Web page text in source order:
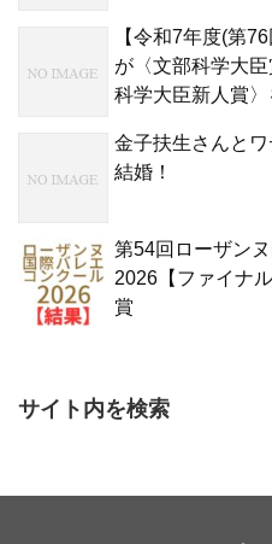
【令和7年度(第
が〈文部科学大
科学大臣新人賞〉
金子扶生さんと
結婚！
第54回ローザン
2026【ファイナ
賞
サイト内を検索